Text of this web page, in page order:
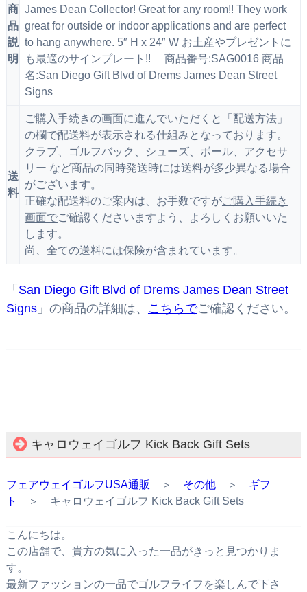
商
品
説
明
James Dean Collector! Great for any room!! They work
great for outside or indoor applications and are perfect
to hang anywhere. 5″ H x 24″ W お土産やプレゼントに
も最適のサインプレート!! 商品番号:SAG0016 商品
名:San Diego Gift Blvd of Drems James Dean Street
Signs
送
料
ご購入手続きの画面に進んでいただくと「配送方法」
の欄で配送料が表示される仕組みとなっております。
クラブ、ゴルフバック、シューズ、ボール、アクセサ
リー など商品の同時発送時には送料が多少異なる場合
がございます。
正確な配送料のご案内は、お手数ですがご購入手続き
画面でご確認くださいますよう、よろしくお願いいた
します。
尚、全ての送料には保険が含まれています。
「 San Diego Gift Blvd of Drems James Dean Street
Signs」の商品の詳細は、 こちらでご確認ください。
キャロウェイゴルフ Kick Back Gift Sets
フェアウェイゴルフUSA通販 ＞ その他＞ ギフ
ト
＞ キャロウェイゴルフ Kick Back Gift Sets
こんにちは。
この店舗で、貴方の気に入った一品がきっと見つかりま
す。
最新ファッションの一品でゴルフライフを楽しんで下さ